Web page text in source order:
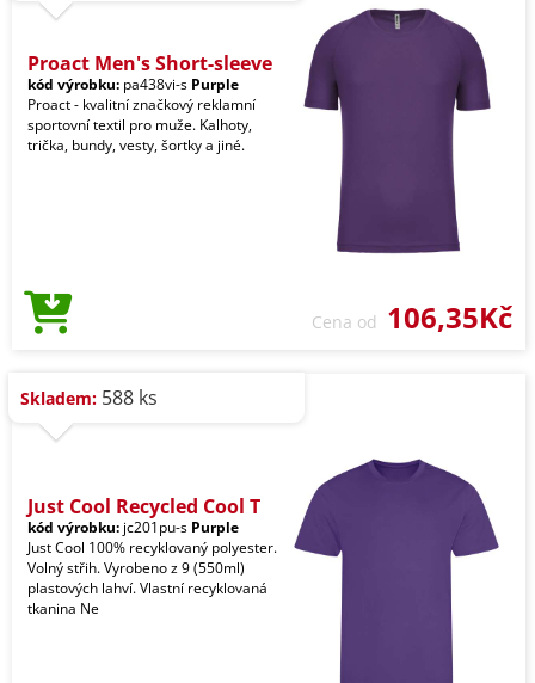
Proact Men's Short-sleeve
kód výrobku: pa438vi-s Purple
Proact - kvalitní značkový reklamní
sportovní textil pro muže. Kalhoty,
trička, bundy, vesty, šortky a jiné.
Cena od 106,35Kč
Skladem: 588 ks
Just Cool Recycled Cool T
kód výrobku: jc201pu-s Purple
Just Cool 100% recyklovaný polyester.
Volný střih. Vyrobeno z 9 (550ml)
plastových lahví. Vlastní recyklovaná
tkanina Ne